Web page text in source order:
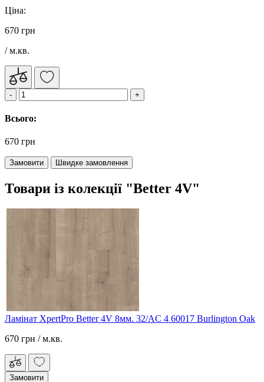
Ціна:
670 грн
/ м.кв.
Всього:
670 грн
Замовити Швидке замовлення
Товари із колекції "Better 4V"
Ламінат XpertPro Better 4V 8мм. 32/AC 4 60017 Burlington Oak
670 грн / м.кв.
Замовити